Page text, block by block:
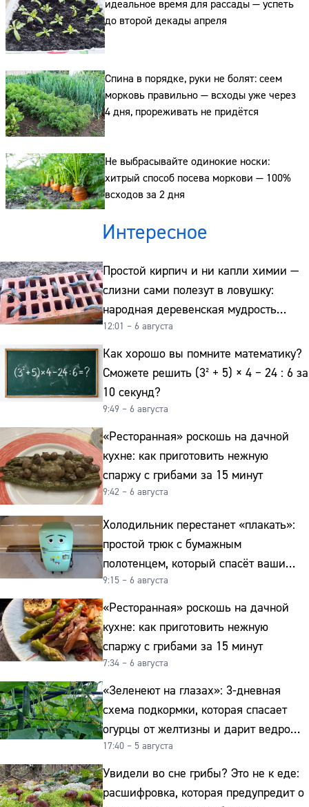
идеальное время для рассады — успеть
до второй декады апреля
Спина в порядке, руки не болят: сеем
морковь правильно — всходы уже через
4 дня, прореживать не придётся
Не выбрасывайте одинокие носки:
хитрый способ посева моркови — 100%
всходов за 2 дня
Интересное
Простой кирпич и ни капли химии —
слизни сами полезут в ловушку:
народная деревенская мудрость
реально работает
12:01 – 6 августа
Как хорошо вы помните математику?
Сможете решить (3² + 5) × 4 − 24 : 6 за
10 секунд?
9:49 – 6 августа
«Ресторанная» роскошь на дачной
кухне: как приготовить нежную
спаржу с грибами за 15 минут
9:42 – 6 августа
Холодильник перестанет «плакать»:
простой трюк с бумажным
полотенцем, который спасёт ваши
овощи от гнили
9:15 – 6 августа
«Ресторанная» роскошь на дачной
кухне: как приготовить нежную
спаржу с грибами за 15 минут
7:34 – 6 августа
«Зеленеют на глазах»: 3-дневная
схема подкормки, которая спасает
огурцы от желтизны и дарит ведро
урожая
17:40 – 5 августа
Увидели во сне грибы? Это не к еде:
расшифровка, которая предупредит о
Сайт:
Телефон: